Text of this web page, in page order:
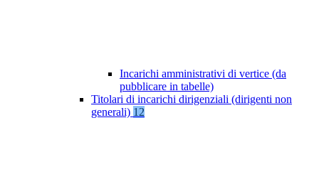
Incarichi amministrativi di vertice (da
pubblicare in tabelle)
Titolari di incarichi dirigenziali (dirigenti non
generali) 12